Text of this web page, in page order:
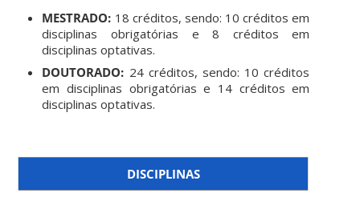
MESTRADO: 18 créditos, sendo: 10 créditos em
disciplinas obrigatórias e 8 créditos em
disciplinas optativas.
DOUTORADO: 24 créditos, sendo: 10 créditos
em disciplinas obrigatórias e 14 créditos em
disciplinas optativas.
DISCIPLINAS